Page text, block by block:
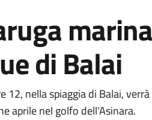
di Balai
notizia
12, nella spiaggia di Balai,
aprile nel golfo dell'Asinara.